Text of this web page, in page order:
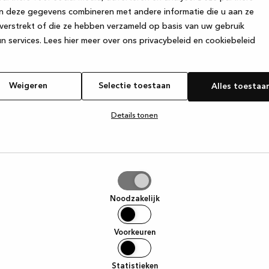
deze gegevens combineren met andere informatie die u aan ze
of die ze hebben verzameld op basis van uw gebruik
services. Lees hier meer over ons privacybeleid en cookiebeleid
Weigeren Selectie toestaan Alles
Details tonen
Noodzakelijk
Voorkeuren
Statistieken
has occurred while loadingwww.kvik.be (see the